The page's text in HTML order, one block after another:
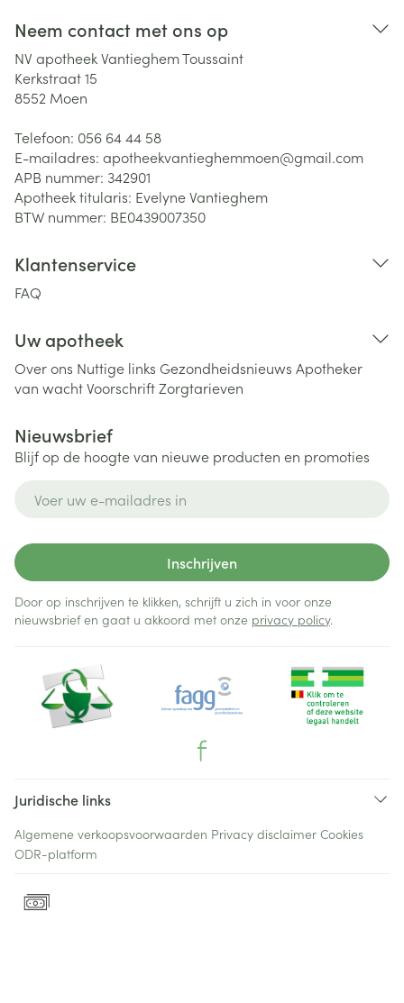
Neem contact met ons op
NV apotheek Vantieghem Toussaint
Kerkstraat 15
8552 Moen
Telefoon: 056 64 44 58
E-mailadres: apotheekvantieghemmoen@gmail.com
APB nummer: 342901
Apotheek titularis: Evelyne Vantieghem
BTW nummer: BE0439007350
Klantenservice
FAQ
Uw apotheek
Over ons Nuttige links Gezondheidsnieuws Apotheker
van wachtVoorschriftZorgtarieven
Nieuwsbrief
Blijf op de hoogte van nieuwe producten en promoties
Inschrijven
Door op inschrijven te klikken, schrijft u zich in voor onze
nieuwsbrief en gaat u akkoord met onze privacy policy.
Juridische links
Algemene verkoopsvoorwaarden Privacy disclaimer Cookies
ODR-platform